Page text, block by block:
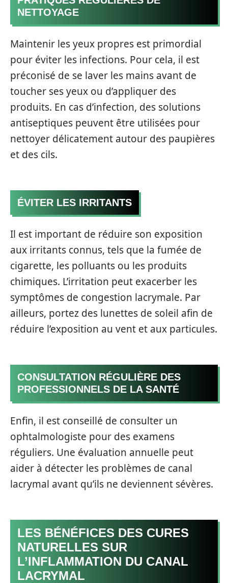
NETTOYAGE
Maintenir les yeux propres est primordial
pour éviter les infections. Pour cela, il est
préconisé de se laver les mains avant de
toucher ses yeux ou d’appliquer des
produits. En cas d’infection, des solutions
antiseptiques peuvent être utilisées pour
nettoyer délicatement autour des paupières
et des cils.
ÉVITER LES IRRITANTS
Il est important de réduire son exposition
aux irritants connus, tels que la fumée de
cigarette, les polluants ou les produits
chimiques. L’irritation peut exacerber les
symptômes de congestion lacrymale. Par
ailleurs, portez des lunettes de soleil afin de
réduire l’exposition au vent et aux particules.
CONSULTATION RÉGULIÈRE DES
PROFESSIONNELS DE LA SANTÉ
Enfin, il est conseillé de consulter un
ophtalmologiste pour des examens
réguliers. Une évaluation annuelle peut
aider à détecter les problèmes de canal
lacrymal avant qu’ils ne deviennent sévères.
LES BÉNÉFICES DES CURES
NATURELLES SUR
L’INFLAMMATION DU CANAL
LACRYMAL